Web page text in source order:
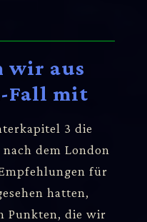
wir aus
Fall mit
3 die
dem London
für
hatten,
Punkten, die wir